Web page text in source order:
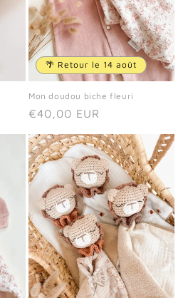
🌴 Retour le 14 août
Mon doudou biche fleuri
Prix
€40,00 EUR